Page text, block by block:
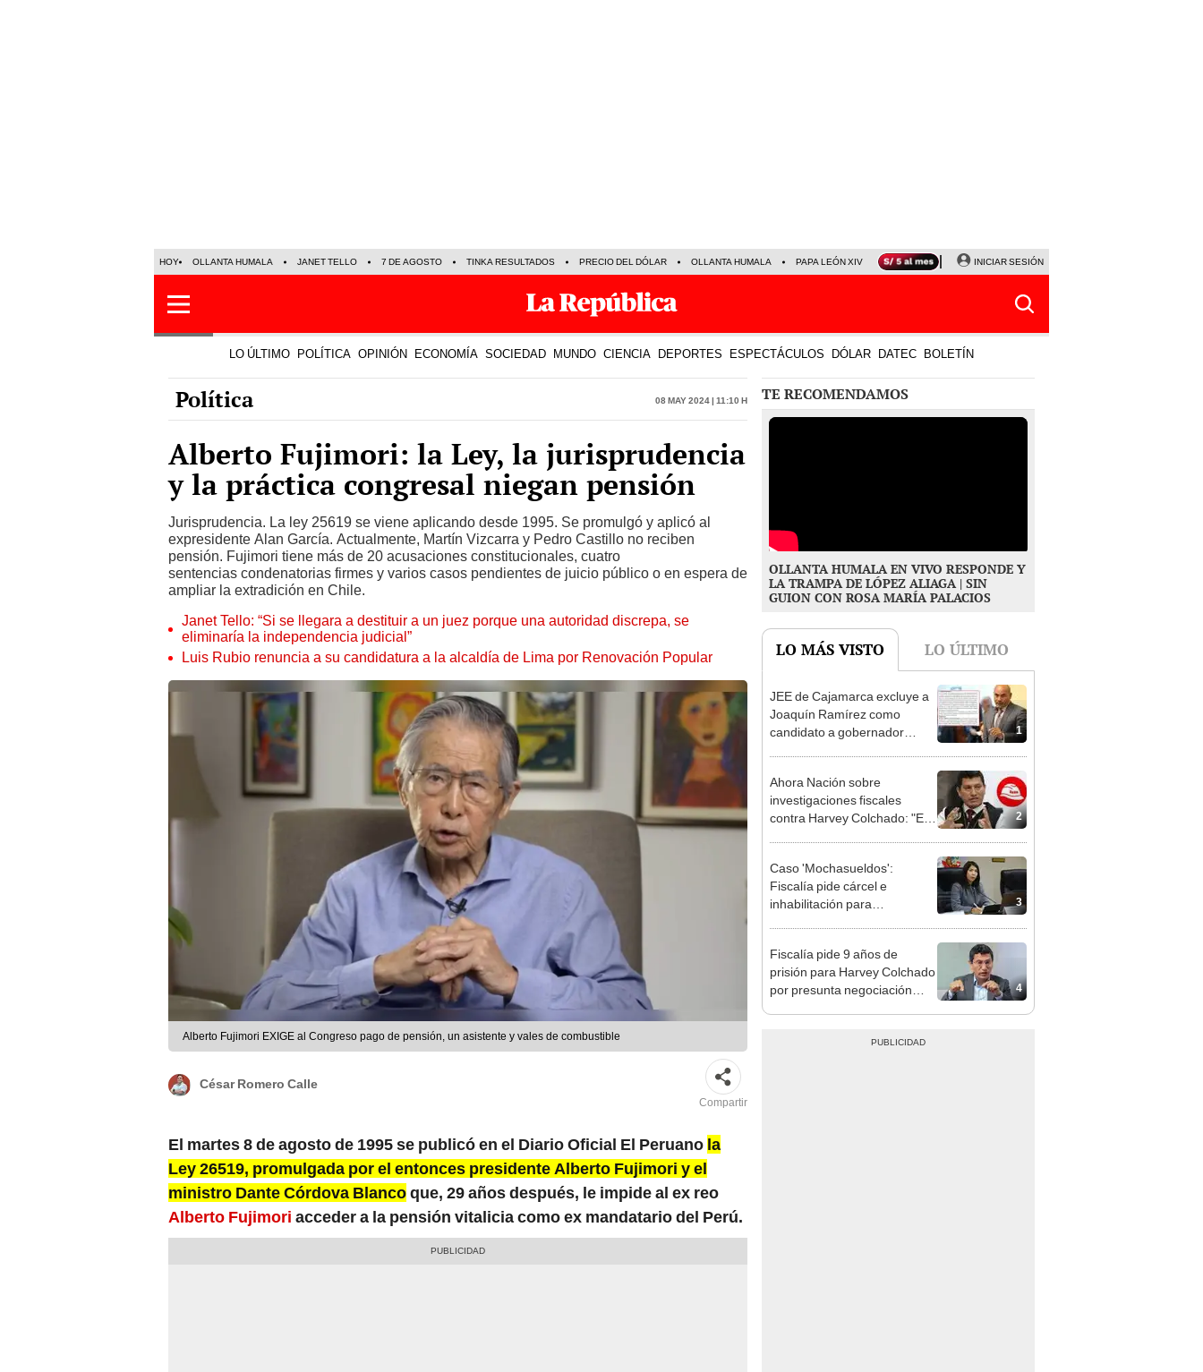
Política
Alberto Fujimori: la Ley, la jurisprudencia
y la práctica congresal niegan pensión
Jurisprudencia. La ley 25619 se viene aplicando desde 1995. Se promulgó y aplicó al
expresidente Alan García. Actualmente, Martín Vizcarra y Pedro Castillo no reciben
pensión. Fujimori tiene más de 20 acusaciones constitucionales, cuatro
sentencias condenatorias firmes y varios casos pendientes de juicio público o en espera de
ampliar la extradición en Chile.
Janet Tello: “Si se llegara a destituir a un juez porque una autoridad discrepa, se
eliminaría la independencia judicial”
Luis Rubio renuncia a su candidatura a la alcaldía de Lima por Renovación Popular
Alberto Fujimori EXIGE al Congreso pago de pensión, un asistente y vales de combustible
Compartir
Ley 26519, promulgada por el entonces presidente Alberto Fujimori y el
ministro Dante Córdova Blancoque, 29 años después, le impide al ex reo
Alberto Fujimoriacceder a la pensión vitalicia como ex mandatario del Perú.
OLLANTA HUMALA EN VIVO RESPONDE Y
GUION CON ROSA MARÍA PALACIOS
LO MÁS VISTO
1
JEE de Cajamarca excluye a
Joaquín Ramírez como
candidato a gobernador
regional por ocultar sentencia
2
Ahora Nación sobre
investigaciones fiscales
contra Harvey Colchado: "El
Ministerio Público no puede
ser utilizado políticamente"
3
Caso 'Mochasueldos':
Fiscalía pide cárcel e
inhabilitación para
excongresista fujimorista
María Cordero Jon Tay
Fiscalía pide 9 años de
prisión para Harvey Colchado
por presunta negociación
incompatible y falsedad
ideológica